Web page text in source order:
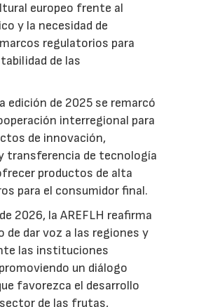
europeo frente al
y la necesidad de
regulatorios para
de las
edición de 2025 se remarcó
interregional para
de innovación,
transferencia de tecnología
productos de alta
para el consumidor final.
2026, la AREFLH reafirma
de dar voz a las regiones y
las instituciones
un diálogo
favorezca el desarrollo
de las frutas,